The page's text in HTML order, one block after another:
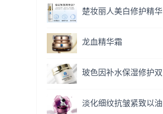
楚妆丽人美白修护精华
龙血精华霜
玻色因补水保湿修护双
VC精华霜
淡化细纹抗皱紧致以油